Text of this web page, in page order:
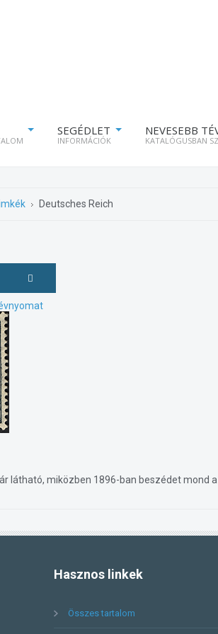
SEGÉDLET
INFORMÁCIÓK
NEVESEBB
KATALÓGUSBAN
Deutsches Reich
látható, miközben 1896-ban beszédet mond
Hasznoslinkek
Összes tartalom